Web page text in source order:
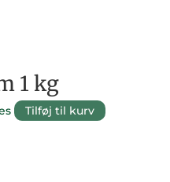
1 kg
Tilføj til kurv